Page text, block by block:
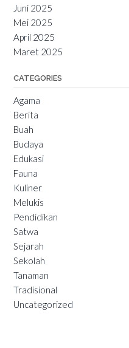
Juni 2025
Mei 2025
April 2025
Maret 2025
CATEGORIES
Agama
Berita
Buah
Budaya
Edukasi
Fauna
Kuliner
Melukis
Pendidikan
Satwa
Sejarah
Sekolah
Tanaman
Tradisional
Uncategorized